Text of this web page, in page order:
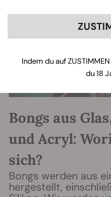
Bongs aus
und Acryl:
sich?
Bongs werden aus
hergestellt,
Indem du auf
du 18